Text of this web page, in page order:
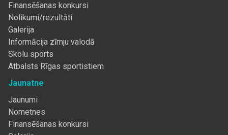
Finansēšanas konkursi
Nolikumi/rezultāti
Galerija
Informācija zīmju valodā
Skolu sports
Atbalsts Rīgas sportistiem
Jaunatne
Jaunumi
Nometnes
Finansēšanas konkursi